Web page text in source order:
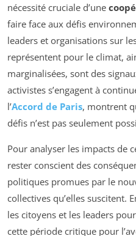
nécessité cruciale d’une
faire face aux défis
leaders et organisations sur
représentent pour le climat,
marginalisées, sont des
activistes s’engagent à
l’Accord de Paris, montrent
défis n’est pas seulement
Pour analyser les impacts de
rester conscient des
politiques promues par le
collectives qu’elles suscitent.
les citoyens et les leaders
cette période critique pour